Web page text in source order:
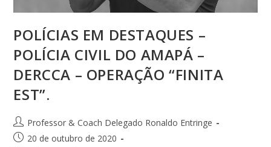
POLÍCIAS EM DESTAQUES –
POLÍCIA CIVIL DO AMAPÁ –
DERCCA – OPERAÇÃO “FINITA
EST”.
Professor & Coach Delegado Ronaldo Entringe
20 de outubro de 2020